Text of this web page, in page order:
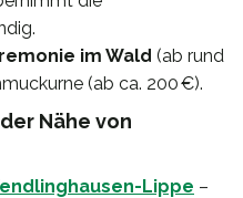
im Wald (ab rund
(ab ca. 200 €).
Nähe von
Lippe –